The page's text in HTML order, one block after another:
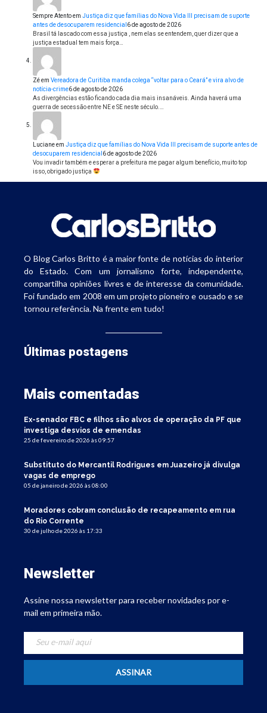
Sempre Atentoem Justiça diz que famílias do Nova Vida III precisam de suporte
antes de desocuparem residencial 6 de agosto de 2026
Brasil tá lascado com essa justiça , nem elas se entendem, quer dizer que a
justiça estadual tem mais força…
Zéem Vereadora de Curitiba manda colega “voltar para o Ceará” e vira alvo de
notícia-crime6 de agosto de 2026
As divergências estão ficando cada dia mais insanáveis. Ainda haverá uma
guerra de secessão entre NE e SE neste século.…
Lucianeem Justiça diz que famílias do Nova Vida III precisam de suporte antes de
desocuparem residencial 6 de agosto de 2026
Vou invadir também e esperar a prefeitura me pagar algum benefício, muito top
isso, obrigado justiça
O Blog Carlos Britto é a maior fonte de notícias do interior
do Estado. Com um jornalismo forte, independente,
compartilha opiniões livres e de interesse da comunidade.
Foi fundado em 2008 em um projeto pioneiro e ousado e se
tornou referência. Na frente em tudo!
Últimas postagens
Mais comentadas
Ex-senador FBC e filhos são alvos de operação da PF que
investiga desvios de emendas
25 de fevereiro de 2026 às 09:57
Substituto do Mercantil Rodrigues em Juazeiro já divulga
vagas de emprego
05 de janeiro de 2026 às 08:00
Moradores cobram conclusão de recapeamento em rua
do Rio Corrente
30 de julho de 2026 às 17:33
Newsletter
Assine nossa newsletter para receber novidades por e-
mail em primeira mão.